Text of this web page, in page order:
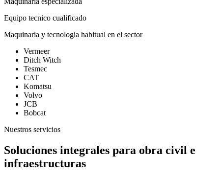
Equipo tecnico cualificado
Maquinaria y tecnologia habitual en el sector
Vermeer
Ditch Witch
Tesmec
CAT
Komatsu
Volvo
JCB
Bobcat
Nuestros servicios
Soluciones integrales para obra civil e
infraestructuras